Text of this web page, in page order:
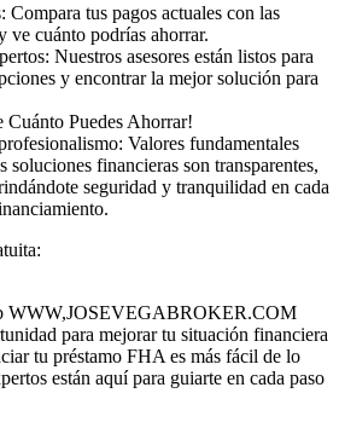
Compara tus pagos actuales con las
ve cuánto podrías ahorrar.
Nuestros asesores están listos para
y encontrar la mejor solución para
Cuánto Puedes Ahorrar!
Valores fundamentales
soluciones financieras son transparentes,
seguridad y tranquilidad en cada
WWW,JOSEVEGABROKER.COM
para mejorar tu situación financiera
tu préstamo FHA es más fácil de lo
están aquí para guiarte en cada paso